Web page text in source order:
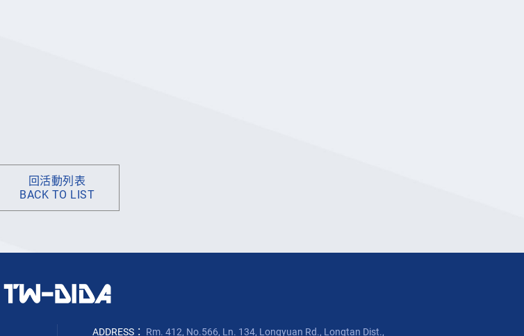
回活動列表
BACK TO LIST
ADDRESS： Rm. 412, No.566, Ln. 134, Longyuan Rd., Longtan Dist.,